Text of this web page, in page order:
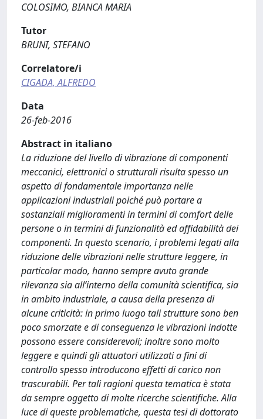
COLOSIMO, BIANCA MARIA
Tutor
BRUNI, STEFANO
Correlatore/i
CIGADA, ALFREDO
Data
26-feb-2016
Abstract in italiano
La riduzione del livello di vibrazione di componenti
meccanici, elettronici o strutturali risulta spesso un
aspetto di fondamentale importanza nelle
applicazioni industriali poiché può portare a
sostanziali miglioramenti in termini di comfort delle
persone o in termini di funzionalità ed affidabilità dei
componenti. In questo scenario, i problemi legati alla
riduzione delle vibrazioni nelle strutture leggere, in
particolar modo, hanno sempre avuto grande
rilevanza sia all’interno della comunità scientifica, sia
in ambito industriale, a causa della presenza di
alcune criticità: in primo luogo tali strutture sono ben
poco smorzate e di conseguenza le vibrazioni indotte
possono essere considerevoli; inoltre sono molto
leggere e quindi gli attuatori utilizzati a fini di
controllo spesso introducono effetti di carico non
trascurabili. Per tali ragioni questa tematica è stata
da sempre oggetto di molte ricerche scientifiche. Alla
luce di queste problematiche, questa tesi di dottorato